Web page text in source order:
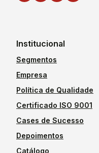
Institucional
Segmentos
Empresa
Política de Qualidade
Certificado ISO 9001
Cases de Sucesso
Depoimentos
Catálogo